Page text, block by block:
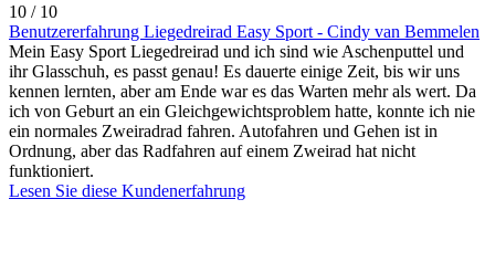
10 / 10
Benutzererfahrung Liegedreirad Easy Sport - Cindy van Bemmelen
Mein Easy Sport Liegedreirad und ich sind wie Aschenputtel und
ihr Glasschuh, es passt genau! Es dauerte einige Zeit, bis wir uns
kennen lernten, aber am Ende war es das Warten mehr als wert. Da
ich von Geburt an ein Gleichgewichtsproblem hatte, konnte ich nie
ein normales Zweiradrad fahren. Autofahren und Gehen ist in
Ordnung, aber das Radfahren auf einem Zweirad hat nicht
funktioniert.
Lesen Sie diese Kundenerfahrung